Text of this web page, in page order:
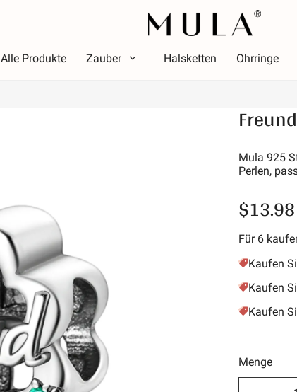
Alle Produkte Zauber Halsketten Ohrringe
Lila
Gold-gelb
Mula 925
Perlen,
$13.98
Für 6
Kaufen
Kaufen
Kaufen
Menge